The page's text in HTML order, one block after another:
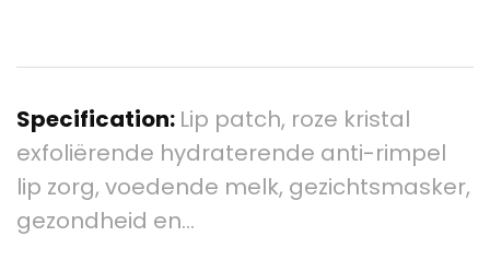
Specification: Lip patch, roze kristal
exfoliërende hydraterende anti-rimpel
lip zorg, voedende melk, gezichtsmasker,
gezondheid en…